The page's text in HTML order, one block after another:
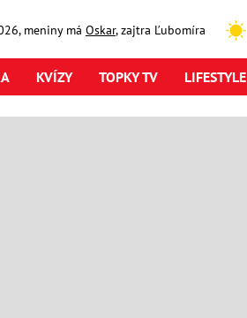
, meniny má Oskar, zajtra Ľubomíra
KVÍZY TOPKY TV LIFESTYLE